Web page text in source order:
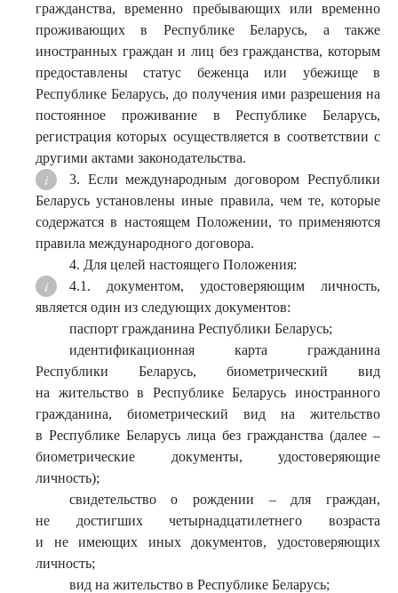
гражданства, временно пребывающих или временно
проживающих в Республике Беларусь, а также
иностранных граждан и лиц без гражданства, которым
предоставлены статус беженца или убежище в
Республике Беларусь, до получения ими разрешения на
постоянное проживание в Республике Беларусь,
регистрация которых осуществляется в соответствии с
другими актами законодательства.
3. Если международным договором Республики
Беларусь установлены иные правила, чем те, которые
содержатся в настоящем Положении, то применяются
правила международного договора.
4. Для целей настоящего Положения:
4.1. документом, удостоверяющим личность,
является один из следующих документов:
паспорт гражданина Республики Беларусь;
идентификационная карта гражданина
Республики Беларусь, биометрический вид
на жительство в Республике Беларусь иностранного
гражданина, биометрический вид на жительство
в Республике Беларусь лица без гражданства (далее –
биометрические документы, удостоверяющие
личность);
свидетельство о рождении – для граждан,
не достигших четырнадцатилетнего возраста
и не имеющих иных документов, удостоверяющих
личность;
вид на жительство в Республике Беларусь;